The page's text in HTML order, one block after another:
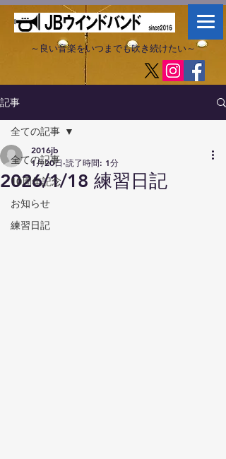
～良い音楽をいつまでも吹き続けたい～​
記事
全ての記事
10周年記念
お知らせ
練習日記
全ての記事
2026/1/18 練習日記
2016jb
1月20日 読了時間: 1分